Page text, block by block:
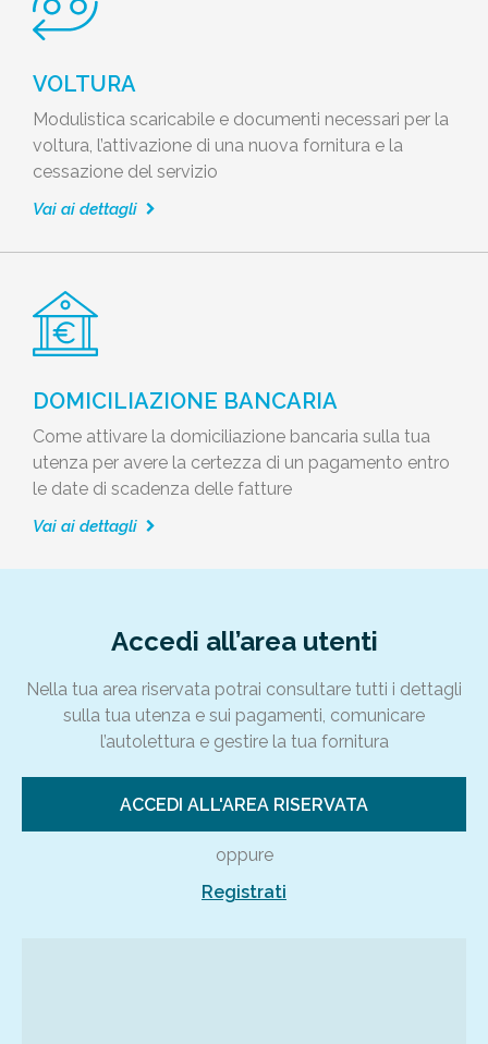
VOLTURA
Modulistica scaricabile e documenti necessari per la
voltura, l’attivazione di una nuova fornitura e la
cessazione del servizio
Vai ai dettagli
DOMICILIAZIONE BANCARIA
Come attivare la domiciliazione bancaria sulla tua
utenza per avere la certezza di un pagamento entro
le date di scadenza delle fatture
Vai ai dettagli
Accedi all’area utenti
Nella tua area riservata potrai consultare tutti i dettagli
sulla tua utenza e sui pagamenti, comunicare
l’autolettura e gestire la tua fornitura
ACCEDI ALL'AREA RISERVATA
oppure
Registrati